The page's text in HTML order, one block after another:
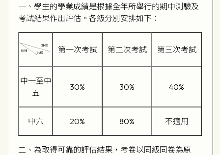
一、學生的學業成績是根據全年所舉行的期中測驗及
考試結果作出評估。各級分別安排如下：
第一次考試 第二次考試 第三次考試
中一至中
五
30% 30% 40%
中六 20% 80% 不適用
二、為取得可靠的評估結果，考卷以同級同卷為原